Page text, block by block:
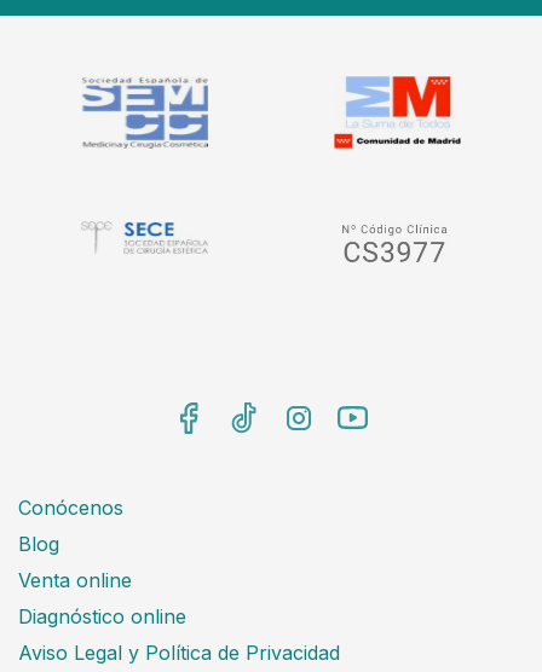
Conócenos
Blog
Venta online
Diagnóstico online
Aviso Legal y Política de Privacidad